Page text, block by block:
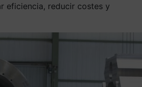
eficiencia, reducir costes y